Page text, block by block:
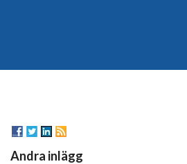
Andra inlägg